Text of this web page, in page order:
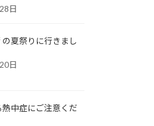
日
夏祭りに行きまし
日
熱中症にご注意くだ